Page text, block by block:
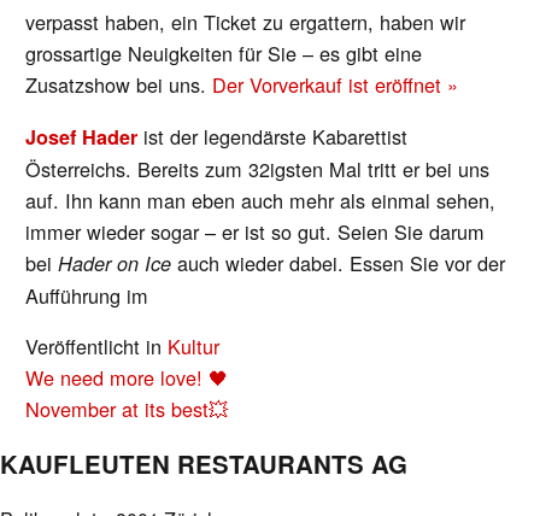
verpasst haben, ein Ticket zu ergattern, haben wir
grossartige Neuigkeiten für Sie – es gibt eine
Zusatzshow bei uns. Der Vorverkauf ist eröffnet »
Josef Hader ist der legendärste Kabarettist
Österreichs. Bereits zum 32igsten Mal tritt er bei uns
auf. Ihn kann man eben auch mehr als einmal sehen,
immer wieder sogar – er ist so gut. Seien Sie darum
bei Hader on Ice auch wieder dabei. Essen Sie vor der
Aufführung im
Veröffentlicht in Kultur
BEITRAGS-
NAVIGATION
We need more love! 🖤
November at its best💥
KAUFLEUTEN RESTAURANTS AG